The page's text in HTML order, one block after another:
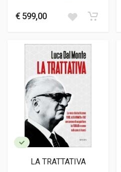
€ 599,00
LA TRATTATIVA